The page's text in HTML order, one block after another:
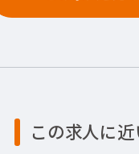
この求人に